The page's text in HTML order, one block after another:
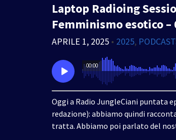
Laptop Radioing
Femminismo esotico –
APRILE 1, 2025 • 2025,
00:00
Oggi a Radio JungleCiani puntata
redazione): abbiamo quindi
tratta. Abbiamo poi parlato del